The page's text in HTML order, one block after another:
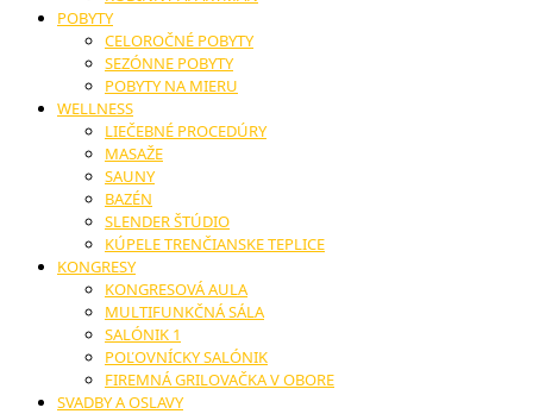
POBYTY
CELOROČNÉ POBYTY
SEZÓNNE POBYTY
POBYTY NA MIERU
WELLNESS
LIEČEBNÉ PROCEDÚRY
MASAŽE
SAUNY
BAZÉN
SLENDER ŠTÚDIO
KÚPELE TRENČIANSKE TEPLICE
KONGRESY
KONGRESOVÁ AULA
MULTIFUNKČNÁ SÁLA
SALÓNIK 1
POĽOVNÍCKY SALÓNIK
FIREMNÁ GRILOVAČKA V OBORE
SVADBY A OSLAVY